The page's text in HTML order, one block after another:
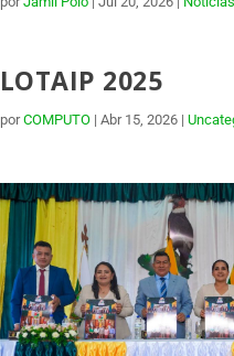
LOTAIP 2025
porCOMPUTO| Abr 15, 2026|